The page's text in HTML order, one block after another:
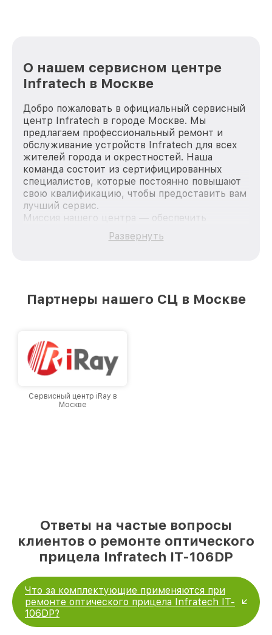
О нашем сервисном центре
Infratech в Москве
Добро пожаловать в официальный сервисный
центр Infratech в городе Москве. Мы
предлагаем профессиональный ремонт и
обслуживание устройств Infratech для всех
жителей города и окрестностей. Наша
команда состоит из сертифицированных
специалистов, которые постоянно повышают
свою квалификацию, чтобы предоставить вам
лучший сервис.
Миссия нашего центра — обеспечить
качественный и доступный ремонт для
каждого пользователя продукции Infratech,
лучшим сервисным центром Infratech в
Развернуть
Партнеры нашего СЦ в Москве
Сервисный центр iRay в
Москве
Ответы на частые вопросы
клиентов о ремонте оптического
прицела Infratech IT-106DP
Что за комплектующие применяются при
ремонте оптического прицела Infratech IT-
106DP?